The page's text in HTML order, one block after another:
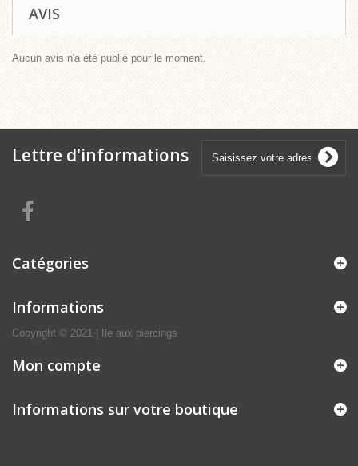
AVIS
Aucun avis n'a été publié pour le moment.
Lettre d'informations
Catégories
Informations
Copyright © 2021 | Ile aux piercings
Mon compte
Informations sur votre boutique